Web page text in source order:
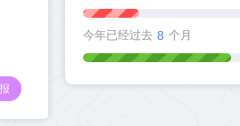
今年已经过去 8 个月